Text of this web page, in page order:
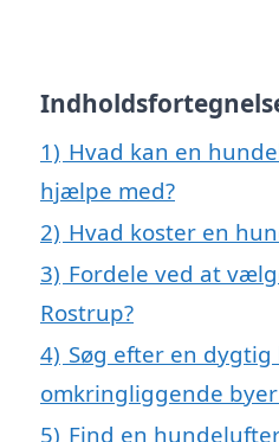
1) Hvad kan en
hjælpe med?
2) Hvad koster en
3) Fordele ved at
Rostrup?
4) Søg efter en
omkringliggende
5) Find en